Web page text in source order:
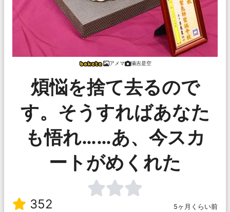
アメマ 攝吉是空
煩悩を捨て去るので
す。そうすればあなた
も悟れ……あ、今スカ
ートがめくれた
352 5ヶ月くらい前